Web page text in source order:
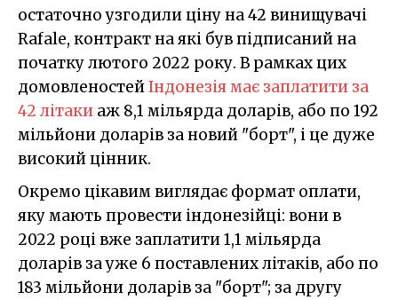
остаточно узгодили ціну на 42 винищувачі
Rafale, контракт на які був підписаний на
початку лютого 2022 року. В рамках цих
домовленостейІндонезія має заплатити за
42 літаки аж 8,1 мільярда доларів, або по 192
мільйони доларів за новий "борт", і це дуже
високий цінник.
Окремо цікавим виглядає формат оплати,
яку мають провести індонезійці: вони в
2022 році вже заплатити 1,1 мільярда
доларів за уже 6 поставлених літаків, або по
183 мільйони доларів за "борт"; за другу